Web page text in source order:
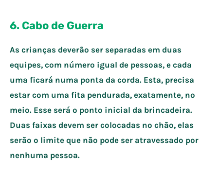
6. Cabo de Guerra
As crianças deverão ser separadas em duas
equipes, com número igual de pessoas, e cada
uma ficará numa ponta da corda. Esta, precisa
estar com uma fita pendurada, exatamente, no
meio. Esse será o ponto inicial da brincadeira.
Duas faixas devem ser colocadas no chão, elas
serão o limite que não pode ser atravessado por
nenhuma pessoa.